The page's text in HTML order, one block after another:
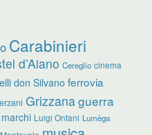
Carabinieri
d’Aiano Cereglio cinema
don Silvano ferrovia
Grizzanaguerra
Luigi Ontani Lumèga